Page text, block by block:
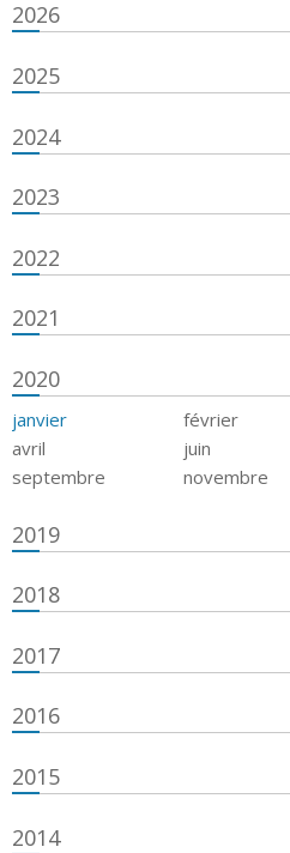
2026
2025
2024
2023
2022
2021
2020
janvier février
avril
juin
septembre
novembre
2019
2018
2017
2016
2015
2014